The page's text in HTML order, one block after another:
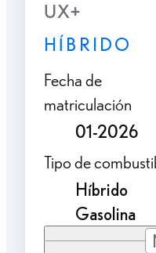
UX+
HÍBRIDO
Fecha de
matriculación
01-2026
Tipo de
Híbrido
Gasolina